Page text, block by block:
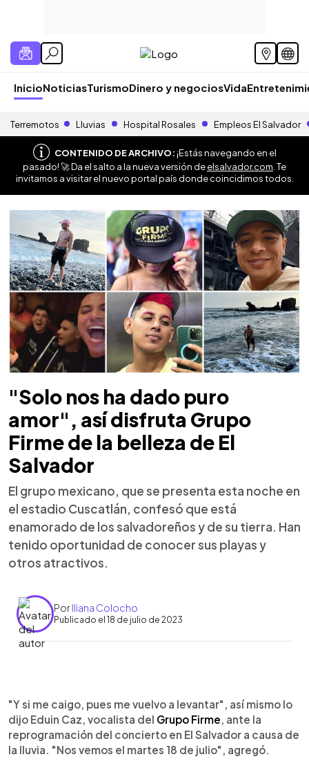
InicioNoticiasTurismoDinero y negociosVida
Terremotos Lluvias Hospital Rosales Empleos El Salvador
CONTENIDO DE ARCHIVO:¡Estás navegando en el
pasado! 🚀 Da el salto a la nueva versión deelsalvador.com . Te
invitamos a visitar el nuevo portal país donde coincidimos todos.
"Solo nos ha dado puro
amor", así disfruta Grupo
Firme de la belleza de El
Salvador
El grupo mexicano, que se presenta esta noche en
el estadio Cuscatlán, confesó que está
enamorado de los salvadoreños y de su tierra. Han
tenido oportunidad de conocer sus playas y
otros atractivos.
PorIliana Colocho
Publicado el 18 de julio de 2023
Escuchar artículo
"Y si me caigo, pues me vuelvo a levantar", así mismo lo
dijo Eduin Caz, vocalista del Grupo Firme , ante la
reprogramación del concierto en El Salvador a causa de
la lluvia. "Nos vemos el martes 18 de julio", agregó.